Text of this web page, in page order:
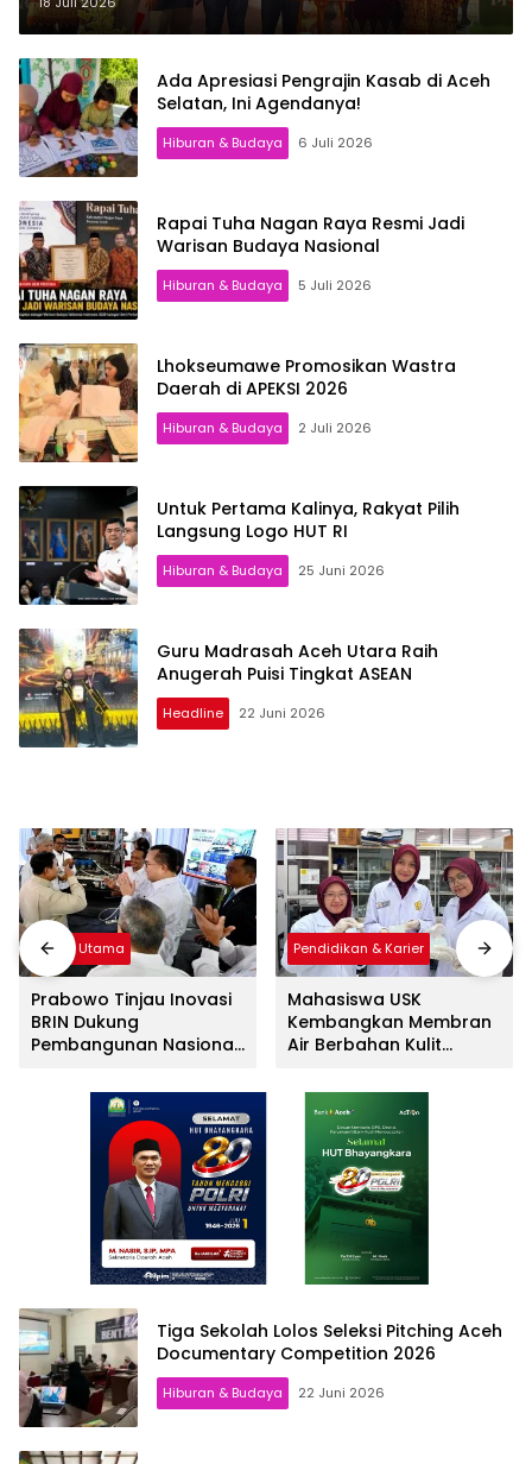
Ada Apresiasi Pengrajin Kasab di Aceh
Selatan, Ini Agendanya!
Hiburan & Budaya 6 Juli 2026
Rapai Tuha Nagan Raya Resmi Jadi
Warisan Budaya Nasional
Hiburan & Budaya 5 Juli 2026
Lhokseumawe Promosikan Wastra
Daerah di APEKSI 2026
Hiburan & Budaya 2 Juli 2026
Untuk Pertama Kalinya, Rakyat Pilih
Langsung Logo HUT RI
Hiburan & Budaya 25 Juni 2026
Guru Madrasah Aceh Utara Raih
Anugerah Puisi Tingkat ASEAN
Headline 22 Juni 2026
Berita Utama
Prabowo Tinjau Inovasi
BRIN Dukung
Pembangunan Nasional
Pendidikan & Karier
Mahasiswa USK
Kembangkan Membran
Air Berbahan Kulit
Tiga Sekolah Lolos Seleksi Pitching Aceh
Documentary Competition 2026
Hiburan & Budaya 22 Juni 2026